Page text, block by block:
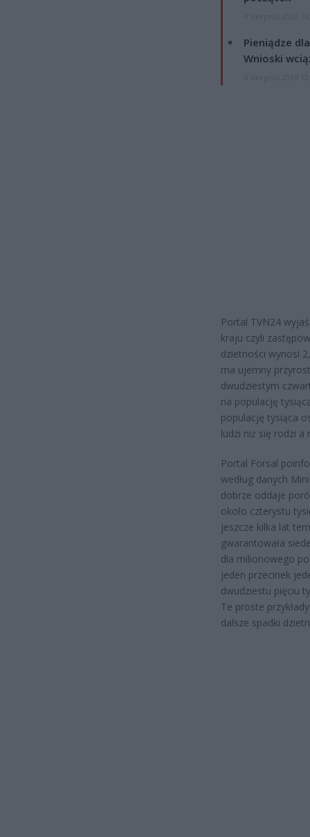
Pieniądze
Wnioski
Portal TVN24
kraju czyli
dzietności wynosi
ma ujemny
dwudziestym
na populację
populację tysiąca
ludzi niż się rodzi a
Portal Forsal
według danych
dobrze oddaje
około czterystu
jeszcze kilka lat
gwarantowała
dla milionowego
jeden przecinek
dwudziestu pięciu
Te proste
dalsze spadki